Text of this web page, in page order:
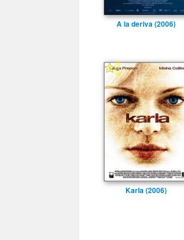
A la deriva (2006)
-
Karla (2006)